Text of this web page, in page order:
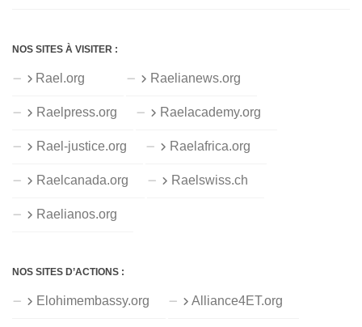
NOS SITES À VISITER :
Rael.org Raelianews.org
Raelpress.org Raelacademy.org
Rael-justice.org Raelafrica.org
Raelcanada.org Raelswiss.ch
Raelianos.org
NOS SITES D’ACTIONS :
Elohimembassy.org Alliance4ET.org